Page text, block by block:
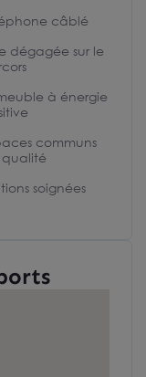
câblé
dégagée sur le
à énergie
communs
soignées